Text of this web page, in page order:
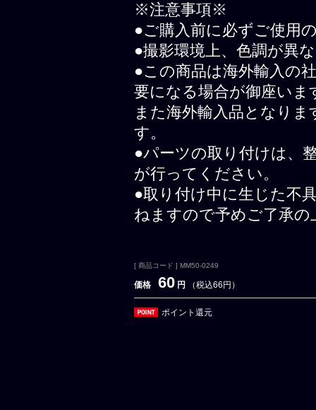
※注意事項※
●ご購入前に必ずご使用
●撮影環境上、色調が異
●この商品は海外輸入の
要になる場合が御座いま
また海外輸入品となり
す。
●パーツの取り付けは、
が行ってください。
●取り付け中に生じた不
ねますので予めご了承
[ 商品コード ] MM50-0249
価格 60 円 （税込66円）
ポイント還元